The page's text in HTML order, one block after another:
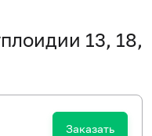
13, 18,
Заказать